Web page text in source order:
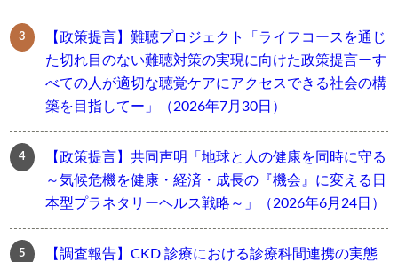
【政策提言】難聴プロジェクト「ライフコースを通じ
た切れ目のない難聴対策の実現に向けた政策提言ーす
べての人が適切な聴覚ケアにアクセスできる社会の構
築を目指してー」（2026年7月30日）
【政策提言】共同声明「地球と人の健康を同時に守る
～気候危機を健康・経済・成長の『機会』に変える日
本型プラネタリーヘルス戦略～」（2026年6月24日）
【調査報告】CKD 診療における診療科間連携の実態